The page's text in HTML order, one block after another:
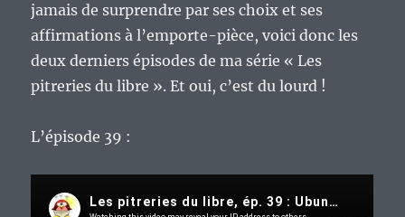
jamais de surprendre par ses choix et ses
affirmations à l’emporte-pièce, voici donc les
deux derniers épisodes de ma série « Les
pitreries du libre ». Et oui, c’est du lourd !
L’épisode 39 :